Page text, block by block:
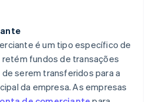
é um tipo específico de
retém fundos de transações
serem transferidos para a
da empresa. As empresas